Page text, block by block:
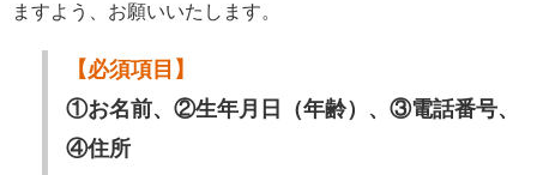
ますよう、お願いいたします。
【必須項目】
①お名前、②生年月日（年齢）、③電話番号、
④住所